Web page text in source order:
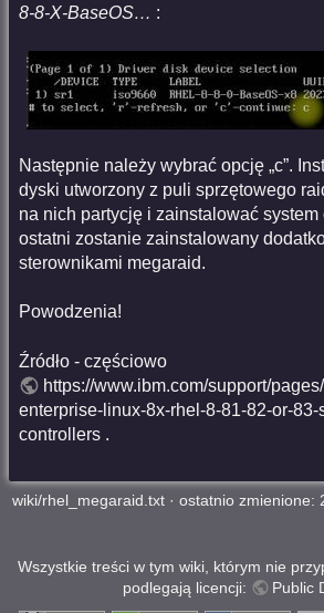
8-8-X-BaseOS… :
Następnie należy wybrać opcję „c”.
dyski utworzony z puli sprzętowego
na nich partycję i zainstalować system
ostatni zostanie zainstalowany
sterownikami megaraid.
Powodzenia!
Źródło - częściowo
https://www.ibm.com/support/
enterprise-linux-8x-rhel-8-81-82-or-83-
controllers .
wiki/rhel_megaraid.txt · ostatnio zmienione:
Wszystkie treści w tym wiki, którym nie
podlegają licencji:
Public